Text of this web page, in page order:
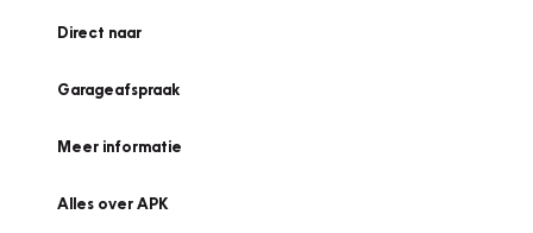
Direct naar
Garageafspraak
Meer informatie
Alles over APK